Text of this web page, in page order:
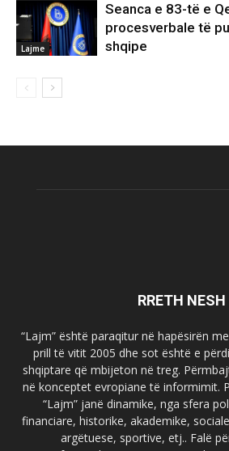
Lajme
Seanca e 83-të e
procesverbale të
shqipe
RRETH NESH
“Lajm” është paraqitur në hapësirën
prill të vitit 2005 dhe sot është e
shqiptare që mbijeton në treg.
në konceptet evropiane të informimit.
“Lajm” janë dinamike, nga sfera
financiare, historike, akademike,
argëtuese, sportive, etj.. Falë